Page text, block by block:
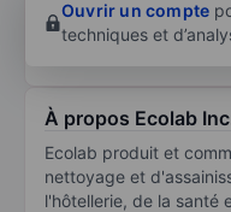
Ouvrir un compte
techniques et
À propos Ecolab
Ecolab produit et
nettoyage et
l'hôtellerie, de la santé